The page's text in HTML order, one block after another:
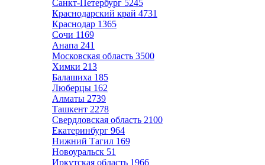
Санкт-Петербург 5245
Краснодарский край 4731
Краснодар 1365
Сочи 1169
Анапа 241
Московская область 3500
Химки 213
Балашиха 185
Люберцы 162
Алматы 2739
Ташкент 2278
Свердловская область 2100
Екатеринбург 964
Нижний Тагил 169
Новоуральск 51
Иркутская область 1966